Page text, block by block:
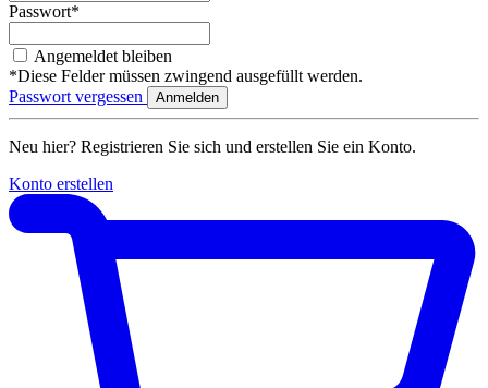
Passwort*
Angemeldet bleiben
*Diese Felder müssen zwingend ausgefüllt werden.
Passwort vergessen
Neu hier? Registrieren Sie sich und erstellen Sie ein Konto.
Konto erstellen